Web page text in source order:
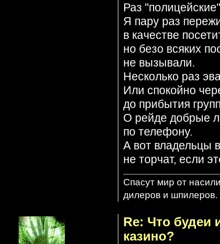
Раз
Я пару раз
в качестве
но безо всяких
не вызывали.
Несколько раз
Или спокойно
до прибытия
О рейде добрые
по телефону.
А вот владельцы
не торчат, если
Спасут мир от
дилеров и шпилеров.
Re: Что будеи
казино?